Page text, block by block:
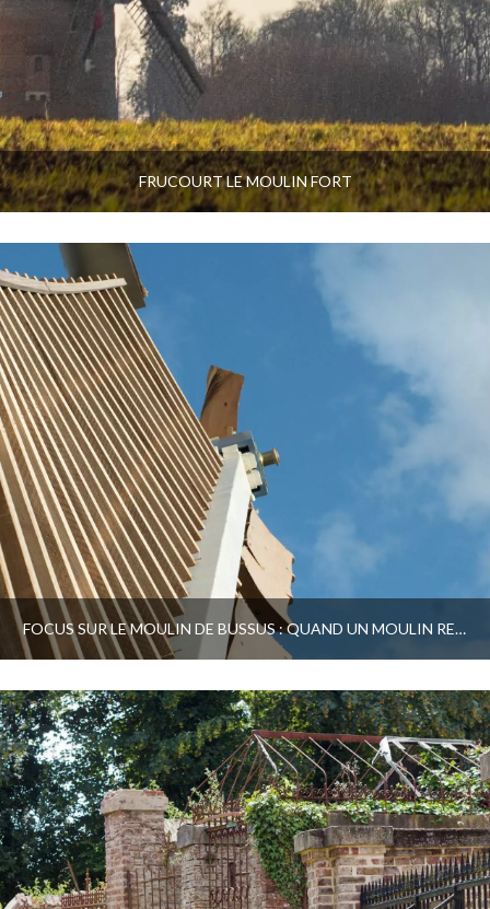
FRUCOURT LE MOULIN FORT
FOCUS SUR LE MOULIN DE BUSSUS : QUAND UN MOULIN REBAT DES AILES